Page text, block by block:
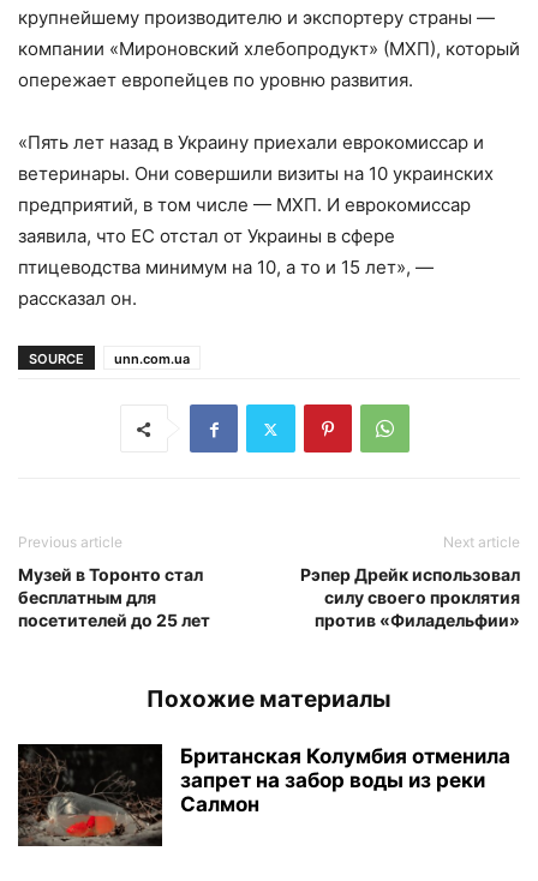
крупнейшему производителю и экспортеру страны —
компании «Мироновский хлебопродукт» (МХП), который
опережает европейцев по уровню развития.
«Пять лет назад в Украину приехали еврокомиссар и
ветеринары. Они совершили визиты на 10 украинских
предприятий, в том числе — МХП. И еврокомиссар
заявила, что ЕС отстал от Украины в сфере
птицеводства минимум на 10, а то и 15 лет», —
рассказал он.
SOURCE unn.com.ua
Previous article
Музей в Торонто стал
бесплатным для
посетителей до 25 лет
Next article
Рэпер Дрейк использовал
силу своего проклятия
против «Филадельфии»
Похожие материалы
Британская Колумбия отменила
запрет на забор воды из реки
Салмон